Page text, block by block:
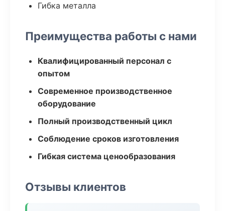
Гибка металла
Преимущества работы с нами
Квалифицированный персонал с
опытом
Современное производственное
оборудование
Полный производственный цикл
Соблюдение сроков изготовления
Гибкая система ценообразования
Отзывы клиентов